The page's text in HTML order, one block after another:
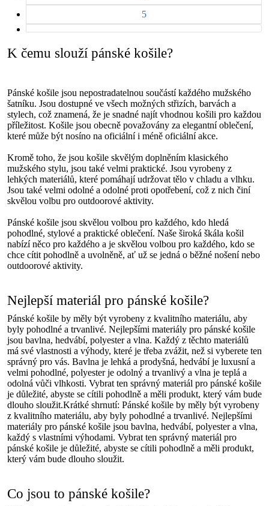
5
K čemu slouží pánské košile?
Pánské košile jsou nepostradatelnou součástí každého mužského
šatníku. Jsou dostupné ve všech možných střizích, barvách a
stylech, což znamená, že je snadné najít vhodnou košili pro každou
příležitost. Košile jsou obecně považovány za elegantní oblečení,
které může být nosíno na oficiální i méně oficiální akce.
Kromě toho, že jsou košile skvělým doplněním klasického
mužského stylu, jsou také velmi praktické. Jsou vyrobeny z
lehkých materiálů, které pomáhají udržovat tělo v chladu a vlhku.
Jsou také velmi odolné a odolné proti opotřebení, což z nich činí
skvělou volbu pro outdoorové aktivity.
Pánské košile jsou skvělou volbou pro každého, kdo hledá
pohodlné, stylové a praktické oblečení. Naše široká škála košil
nabízí něco pro každého a je skvělou volbou pro každého, kdo se
chce cítit pohodlně a uvolněně, ať už se jedná o běžné nošení nebo
outdoorové aktivity.
Nejlepší materiál pro pánské košile?
Pánské košile by měly být vyrobeny z kvalitního materiálu, aby
byly pohodlné a trvanlivé. Nejlepšími materiály pro pánské košile
jsou bavlna, hedvábí, polyester a vlna. Každý z těchto materiálů
má své vlastnosti a výhody, které je třeba zvážit, než si vyberete ten
správný pro vás. Bavlna je lehká a prodyšná, hedvábí je luxusní a
velmi pohodlné, polyester je odolný a trvanlivý a vlna je teplá a
odolná vůči vlhkosti. Vybrat ten správný materiál pro pánské košile
je důležité, abyste se cítili pohodlně a měli produkt, který vám bude
dlouho sloužit.Krátké shrnutí: Pánské košile by měly být vyrobeny
z kvalitního materiálu, aby byly pohodlné a trvanlivé. Nejlepšími
materiály pro pánské košile jsou bavlna, hedvábí, polyester a vlna,
každý s vlastními výhodami. Vybrat ten správný materiál pro
pánské košile je důležité, abyste se cítili pohodlně a měli produkt,
který vám bude dlouho sloužit.
Co jsou to pánské košile?